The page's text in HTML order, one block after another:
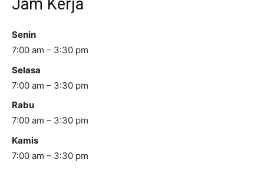
Jam Kerja
Senin
7:00 am – 3:30 pm
Selasa
7:00 am – 3:30 pm
Rabu
7:00 am – 3:30 pm
Kamis
7:00 am – 3:30 pm